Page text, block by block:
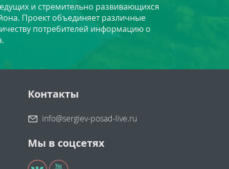
и стремительно развивающихся
Проект объединяет различные
потребителей информацию о
Контакты
info@sergiev-posad-live.ru
Мы в соцсетях